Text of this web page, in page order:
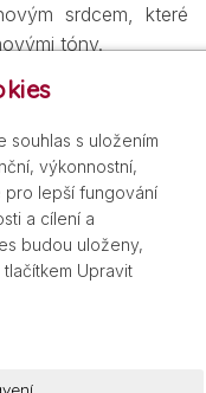
srdcem, které
tóny.
grep, šťavnatá
gardénie
pižmo
souhlas s uložením
výkonnostní,
pro lepší fungování
a cílení a
budou uloženy,
Upravit